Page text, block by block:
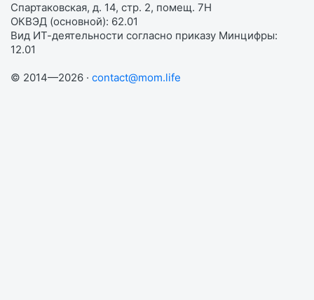
Спартаковская, д. 14, стр. 2, помещ. 7Н
ОКВЭД (основной): 62.01
Вид ИТ-деятельности согласно приказу Минцифры:
12.01
© 2014—2026 · contact@mom.life